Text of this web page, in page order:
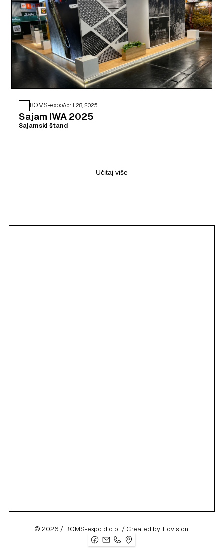
BOMS-expoApril 28, 2025
Sajam IWA 2025
Sajamski štand
Učitaj više
© 2026 / BOMS-expo d.o.o. / Created by Edvision